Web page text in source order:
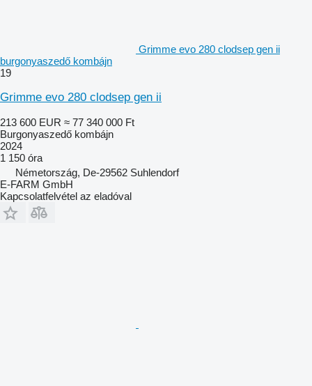
Grimme evo 280 clodsep gen ii
burgonyaszedő kombájn
19
Grimme evo 280 clodsep gen ii
213 600 EUR ≈ 77 340 000 Ft
Burgonyaszedő kombájn
2024
1 150 óra
Németország, De-29562 Suhlendorf
E-FARM GmbH
Kapcsolatfelvétel az eladóval